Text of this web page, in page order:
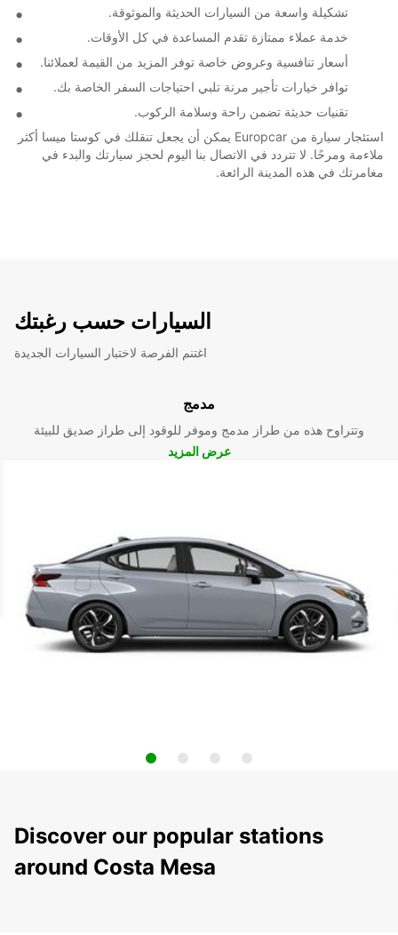
تشكيلة واسعة من السيارات الحديثة والموثوقة.
خدمة عملاء ممتازة تقدم المساعدة في كل الأوقات.
أسعار تنافسية وعروض خاصة توفر المزيد من القيمة لعملائنا.
توافر خيارات تأجير مرنة تلبي احتياجات السفر الخاصة بك.
تقنيات حديثة تضمن راحة وسلامة الركوب.
استئجار سيارة من Europcar يمكن أن يجعل تنقلك في كوستا ميسا أكثر
ملاءمة ومرحًا. لا تتردد في الاتصال بنا اليوم لحجز سيارتك والبدء في
مغامرتك في هذه المدينة الرائعة.
السيارات حسب رغبتك
اغتنم الفرصة لاختبار السيارات الجديدة
مدمج
وتتراوح هذه من طراز مدمج وموفر للوقود إلى طراز صديق للبيئة
عرض المزيد
Discover our popular stations
around Costa Mesa